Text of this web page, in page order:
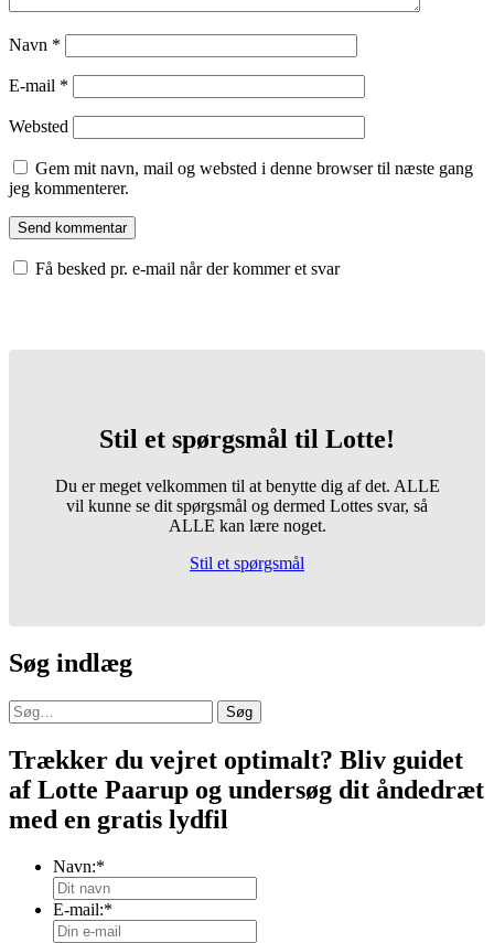
Navn *
E-mail *
Websted
Gem mit navn, mail og websted i denne browser til næste gang
jeg kommenterer.
Få besked pr. e-mail når der kommer et svar
Stil et spørgsmål til Lotte!
Du er meget velkommen til at benytte dig af det. ALLE
vil kunne se dit spørgsmål og dermed Lottes svar, så
ALLE kan lære noget.
Stil et spørgsmål
Søg indlæg
Søg
Trækker du vejret optimalt? Bliv guidet
af Lotte Paarup og undersøg dit åndedræt
med en gratis lydfil
Navn:*
E-mail:*